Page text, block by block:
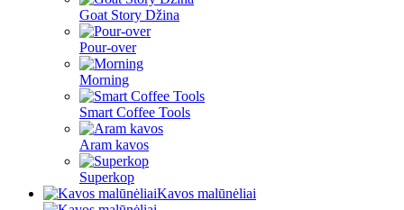
Goat Story Džina
Pour-over
Morning
Smart Coffee Tools
Aram kavos
Superkop
Kavos malūnėliai